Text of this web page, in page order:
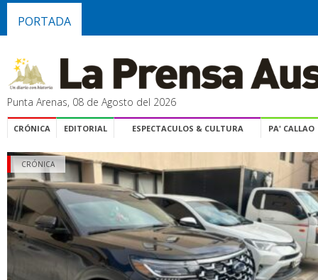
PORTADA
Punta Arenas, 08 de Agosto del 2026
CRÓNICA EDITORIAL ESPECTACULOS & CULTURA PA' CALLAO
CRÓNICA